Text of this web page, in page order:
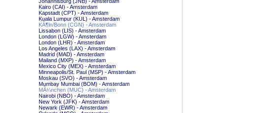
Kairo (CAI) - Amsterdam
Kapstadt (CPT) - Amsterdam
Kuala Lumpur (KUL) - Amsterdam
KÃ¶ln/Bonn (CGN) - Amsterdam
Lissabon (LIS) - Amsterdam
London (LGW) - Amsterdam
London (LHR) - Amsterdam
Los Angeles (LAX) - Amsterdam
Madrid (MAD) - Amsterdam
Mailand (MXP) - Amsterdam
Mexico City (MEX) - Amsterdam
Minneapolis/St. Paul (MSP) - Amsterdam
Moskau (SVO) - Amsterdam
Mumbay Mumbai (BOM) - Amsterdam
MÃ¼nchen (MUC) - Amsterdam
Nairobi (NBO) - Amsterdam
New York (JFK) - Amsterdam
Newark (EWR) - Amsterdam